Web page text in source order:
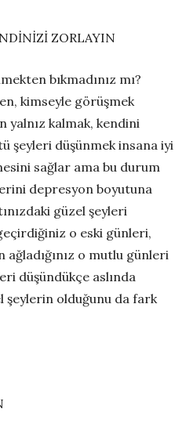
ZORLAYIN
bıkmadınız mı?
kimseyle görüşmek
kalmak, kendini
şeyleri düşünmek insana iyi
sağlar ama bu durum
depresyon boyutuna
güzel şeyleri
o eski günleri,
ağladığınız o mutlu günleri
düşündükçe aslında
şeylerin olduğunu da fark